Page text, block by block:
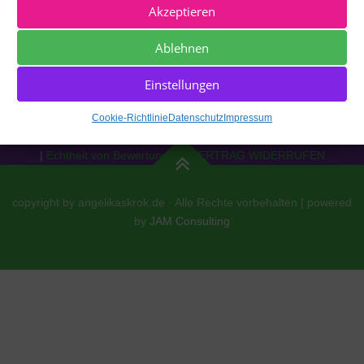
Akzeptieren
Ablehnen
Einstellungen
Cookie-Richtlinie Datenschutz Impressum
Widerrufsrecht|Versand|Zahlung
| Echtheit von Bewertungen | VERTRAG WIDERRUFEN
copyright by angelikaskrok.de · Alle Rechte vorbehalten | powered
by JAM Consulting